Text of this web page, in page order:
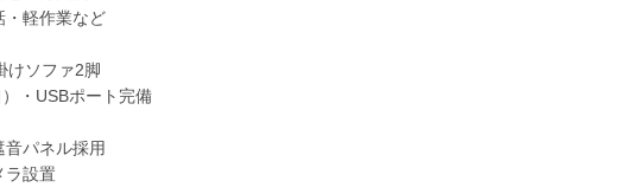
・軽作業など
けソファ2脚
・USBポート完備
音パネル採用
ラ設置